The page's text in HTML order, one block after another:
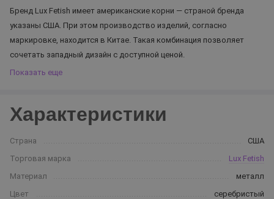
Бренд Lux Fetish имеет американские корни — страной бренда
указаны США. При этом производство изделий, согласно
маркировке, находится в Китае. Такая комбинация позволяет
сочетать западный дизайн с доступной ценой.
Показать еще
Характеристики
Страна
США
Торговая марка
Lux Fetish
Материал
металл
Цвет
серебристый